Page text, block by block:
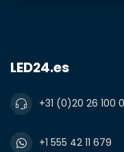
LED24.es
+31 (0)20 26 100
+1 555 42 11 679